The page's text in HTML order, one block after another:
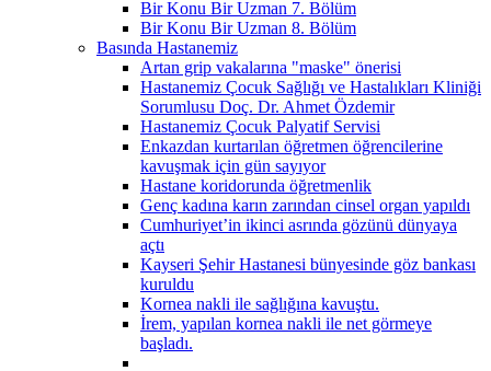
Bir Konu Bir Uzman 7. Bölüm
Bir Konu Bir Uzman 8. Bölüm
Basında Hastanemiz
Artan grip vakalarına "maske" önerisi
Hastanemiz Çocuk Sağlığı ve Hastalıkları Kliniği
Sorumlusu Doç. Dr. Ahmet Özdemir
Hastanemiz Çocuk Palyatif Servisi
Enkazdan kurtarılan öğretmen öğrencilerine
kavuşmak için gün sayıyor
Hastane koridorunda öğretmenlik
Genç kadına karın zarından cinsel organ yapıldı
Cumhuriyet’in ikinci asrında gözünü dünyaya
açtı
Kayseri Şehir Hastanesi bünyesinde göz bankası
kuruldu
Kornea nakli ile sağlığına kavuştu.
İrem, yapılan kornea nakli ile net görmeye
başladı.